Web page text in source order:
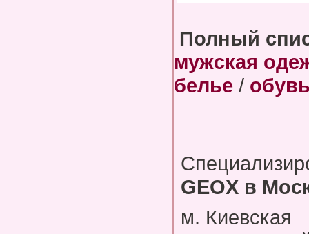
Полный
мужская
белье /
GEOX в
м. Киевская